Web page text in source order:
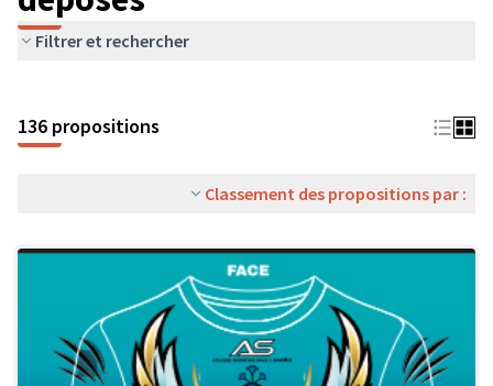
Filtrer et rechercher
136 propositions
Classement des propositions par :